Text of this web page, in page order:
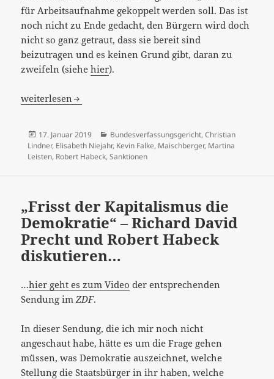
für Arbeitsaufnahme gekoppelt werden soll. Das ist
noch nicht zu Ende gedacht, den Bürgern wird doch
nicht so ganz getraut, dass sie bereit sind
beizutragen und es keinen Grund gibt, daran zu
zweifeln (siehehier).
„Hartz IV vor Gericht: Wie hart darf der Sozialstaat
weiterlesen
Veröffentlicht
am
17. Januar 2019 Kategorien
Bundesverfassungsgericht, Christian
Lindner, Elisabeth Niejahr, Kevin Falke, Maischberger, Martina
Leisten, Robert Habeck, Sanktionen
„Frisst der Kapitalismus die
Demokratie“ – Richard David
Precht und Robert Habeck
diskutieren…
…hier geht es zum Video der entsprechenden
Sendung imZDF.
In dieser Sendung, die ich mir noch nicht
angeschaut habe, hätte es um die Frage gehen
müssen, was Demokratie auszeichnet, welche
Stellung die Staatsbürger in ihr haben, welche